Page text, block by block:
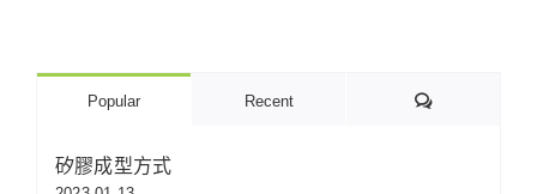
Popular Recent Comments
矽膠成型方式